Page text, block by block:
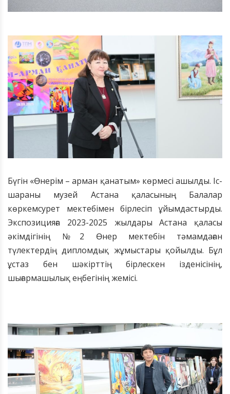
Бүгін «Өнерім – арман қанатым» көрмесі ашылды. Іс-
шараны музей Астана қаласының Балалар
көркемсурет мектебімен бірлесіп ұйымдастырды.
Экспозицияға 2023-2025 жылдары Астана қаласы
әкімдігінің №2 Өнер мектебін тәмамдаған
түлектердің дипломдық жұмыстары қойылды. Бұл
ұстаз бен шәкірттің бірлескен ізденісінің,
шығармашылық еңбегінің жемісі.